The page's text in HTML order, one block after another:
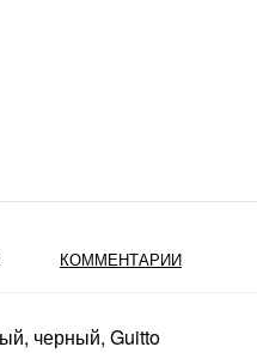
КОММЕНТАРИИ
черный, Guitto